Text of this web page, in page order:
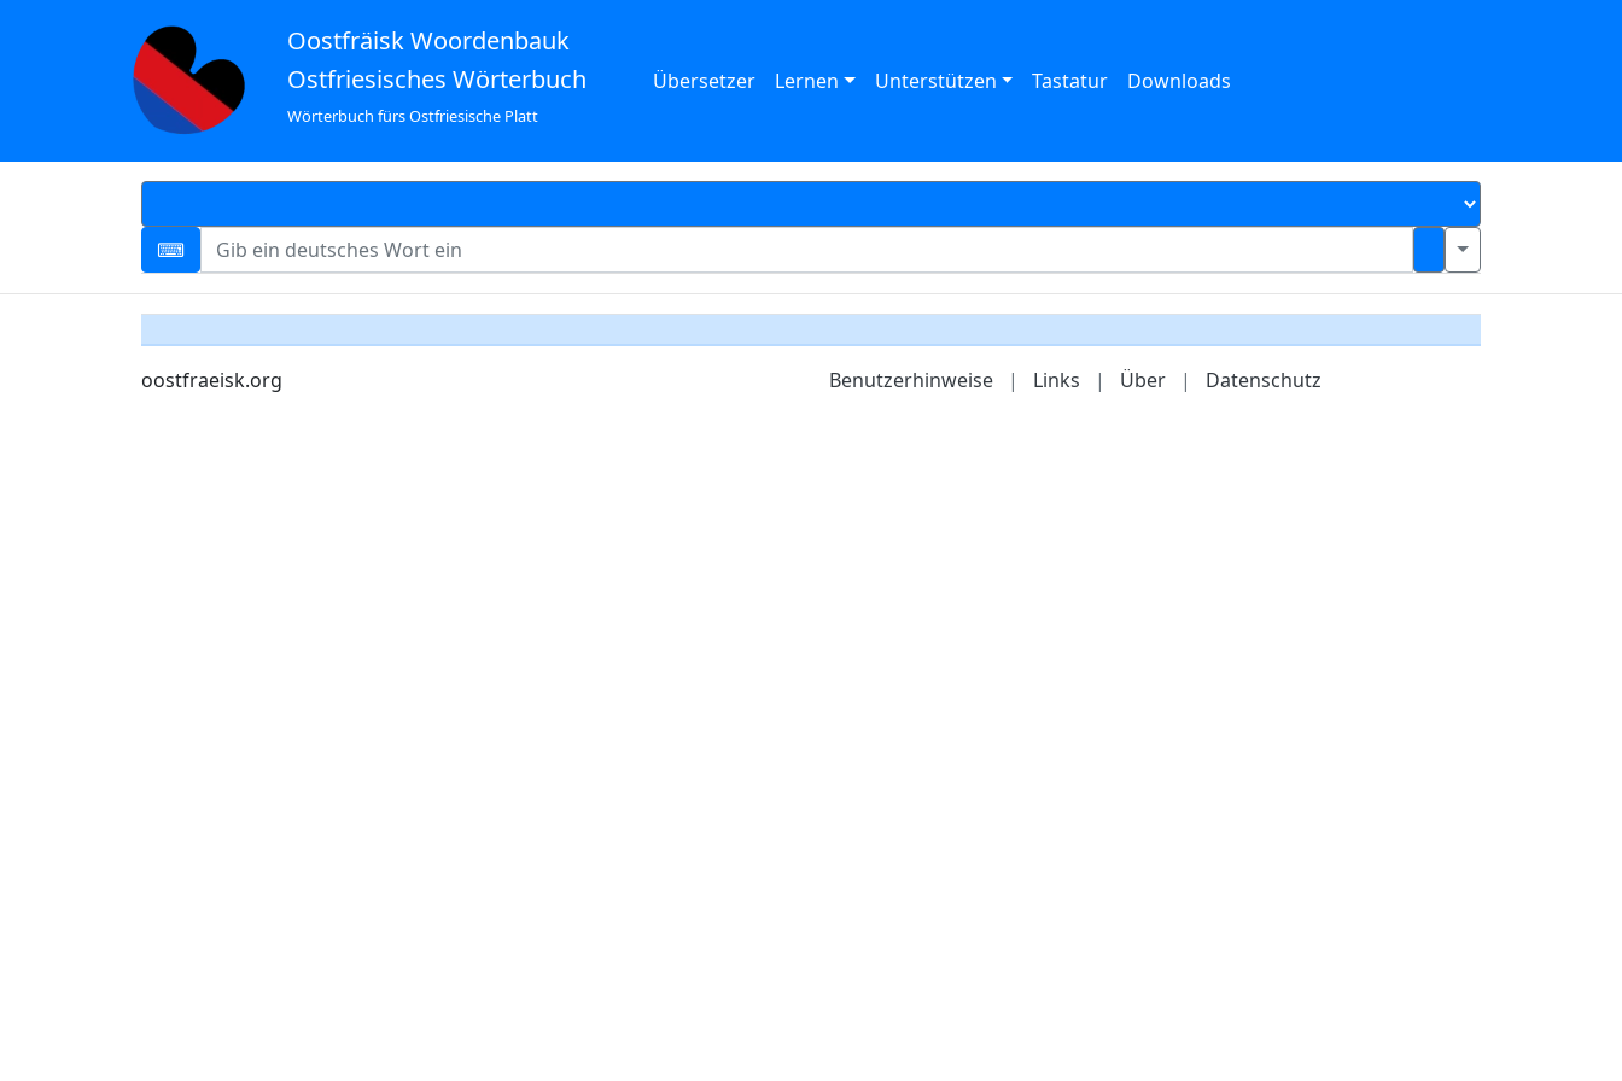
Oostfräisk Woordenbauk
Ostfriesisches Wörterbuch
Wörterbuch fürs Ostfriesische Platt
Übersetzer Lernen Unterstützen Tastatur Downloads
oostfraeisk.org Benutzerhinweise | Links | Über | Datenschutz